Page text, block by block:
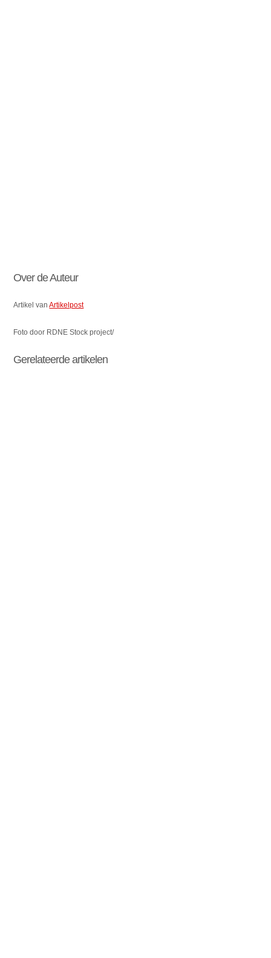
Over de Auteur
Artikel vanArtikelpost
Foto door RDNE Stock project/
Gerelateerde artikelen